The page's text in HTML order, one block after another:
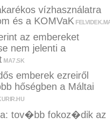
vízhasználatra
és a KOMVaK
az embereket
nem jelenti a
MA7.SK
emberek ezreiről
hőségben a Máltai
tov�bb fokoz�dik az